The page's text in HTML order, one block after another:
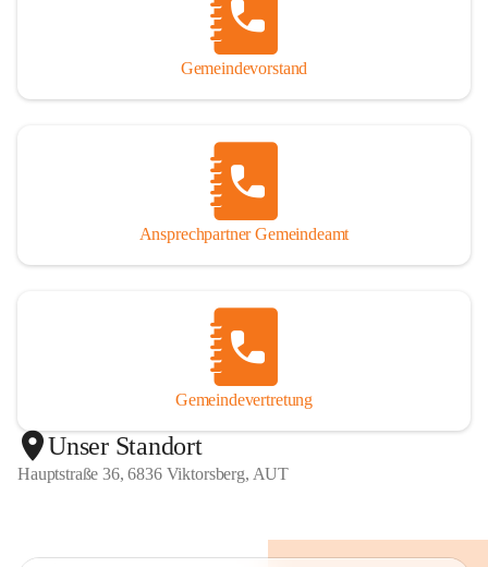
Gemeindevorstand
Ansprechpartner Gemeindeamt
Gemeindevertretung
Unser Standort
Hauptstraße 36, 6836 Viktorsberg, AUT